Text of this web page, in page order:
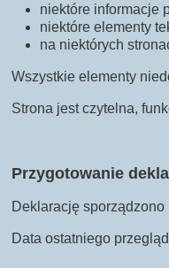
niektóre informacje
niektóre elementy
na niektórych
Wszystkie elementy
Strona jest czytelna,
Przygotowanie
Deklarację
Data ostatniego